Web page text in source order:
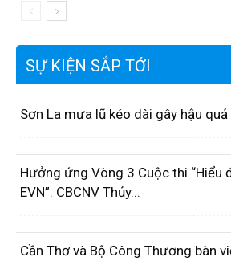
SỰ KIỆN SẮP TỚI
Sơn La mưa lũ kéo dài gây hậu
Hưởng ứng Vòng 3 Cuộc thi “Hiểu
EVN”: CBCNV Thủy...
Cần Thơ và Bộ Công Thương bàn